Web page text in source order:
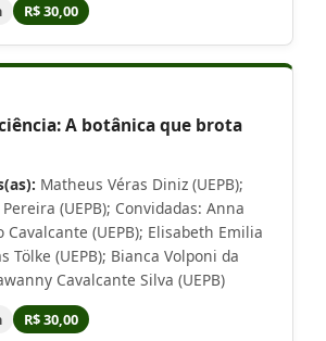
R$ 30,00
A botânica que brota
Matheus Véras Diniz (UEPB);
(UEPB); Convidadas: Anna
Cavalcante (UEPB); Elisabeth Emilia
Tölke (UEPB); Bianca Volponi da
Cavalcante Silva (UEPB)
R$ 30,00